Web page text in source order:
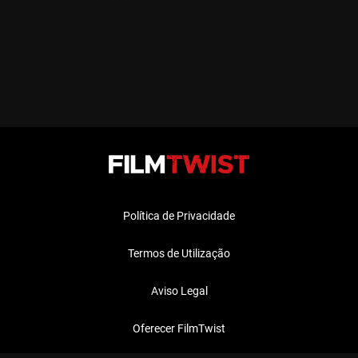
Política de Privacidade
Termos de Utilização
Aviso Legal
Oferecer FilmTwist